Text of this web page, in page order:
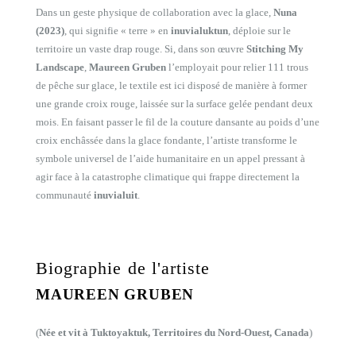
Dans un geste physique de collaboration avec la glace, Nuna
(2023) , qui signifie « terre » en inuvialuktun , déploie sur le
territoire un vaste drap rouge. Si, dans son œuvre Stitching My
Landscape Maureen Gruben l’employait pour relier 111 trous
de pêche sur glace, le textile est ici disposé de manière à former
une grande croix rouge, laissée sur la surface gelée pendant deux
mois. En faisant passer le fil de la couture dansante au poids d’une
croix enchâssée dans la glace fondante, l’artiste transforme le
symbole universel de l’aide humanitaire en un appel pressant à
agir face à la catastrophe climatique qui frappe directement la
communauté inuvialuit
Biographie de l'artiste
MAUREEN GRUBEN
(Née et vit à Tuktoyaktuk, Territoires du Nord-Ouest, Canada)